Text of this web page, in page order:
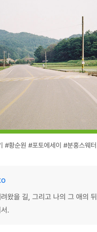
#황순원 #포토에세이 #분홍스웨
왔을 길, 그리고 나의 그 애의
.